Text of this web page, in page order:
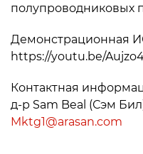
полупроводниковых
Демонстрационная
https://youtu.be/
Контактная
д-р Sam Beal (Сэм
Mktg1@arasan.com